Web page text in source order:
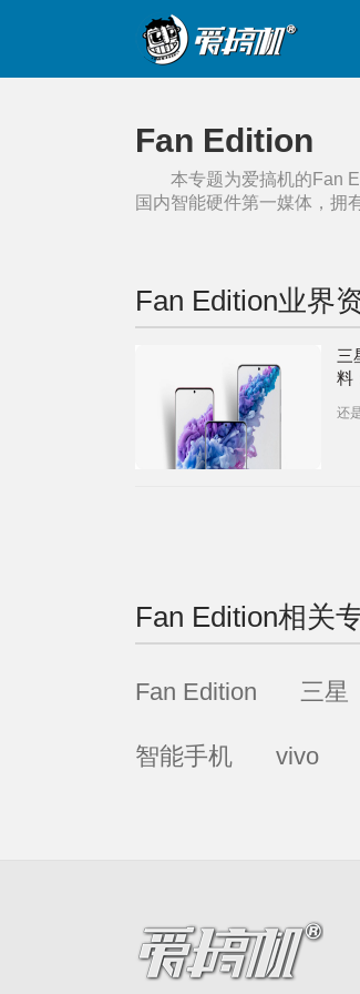
Fan Edition
本专题为爱搞机的 Fan
国内智能硬件第一媒体，拥
Fan Edition业界
三
料
还
Fan Edition相关
Fan Edition 三星
智能手机 vivo